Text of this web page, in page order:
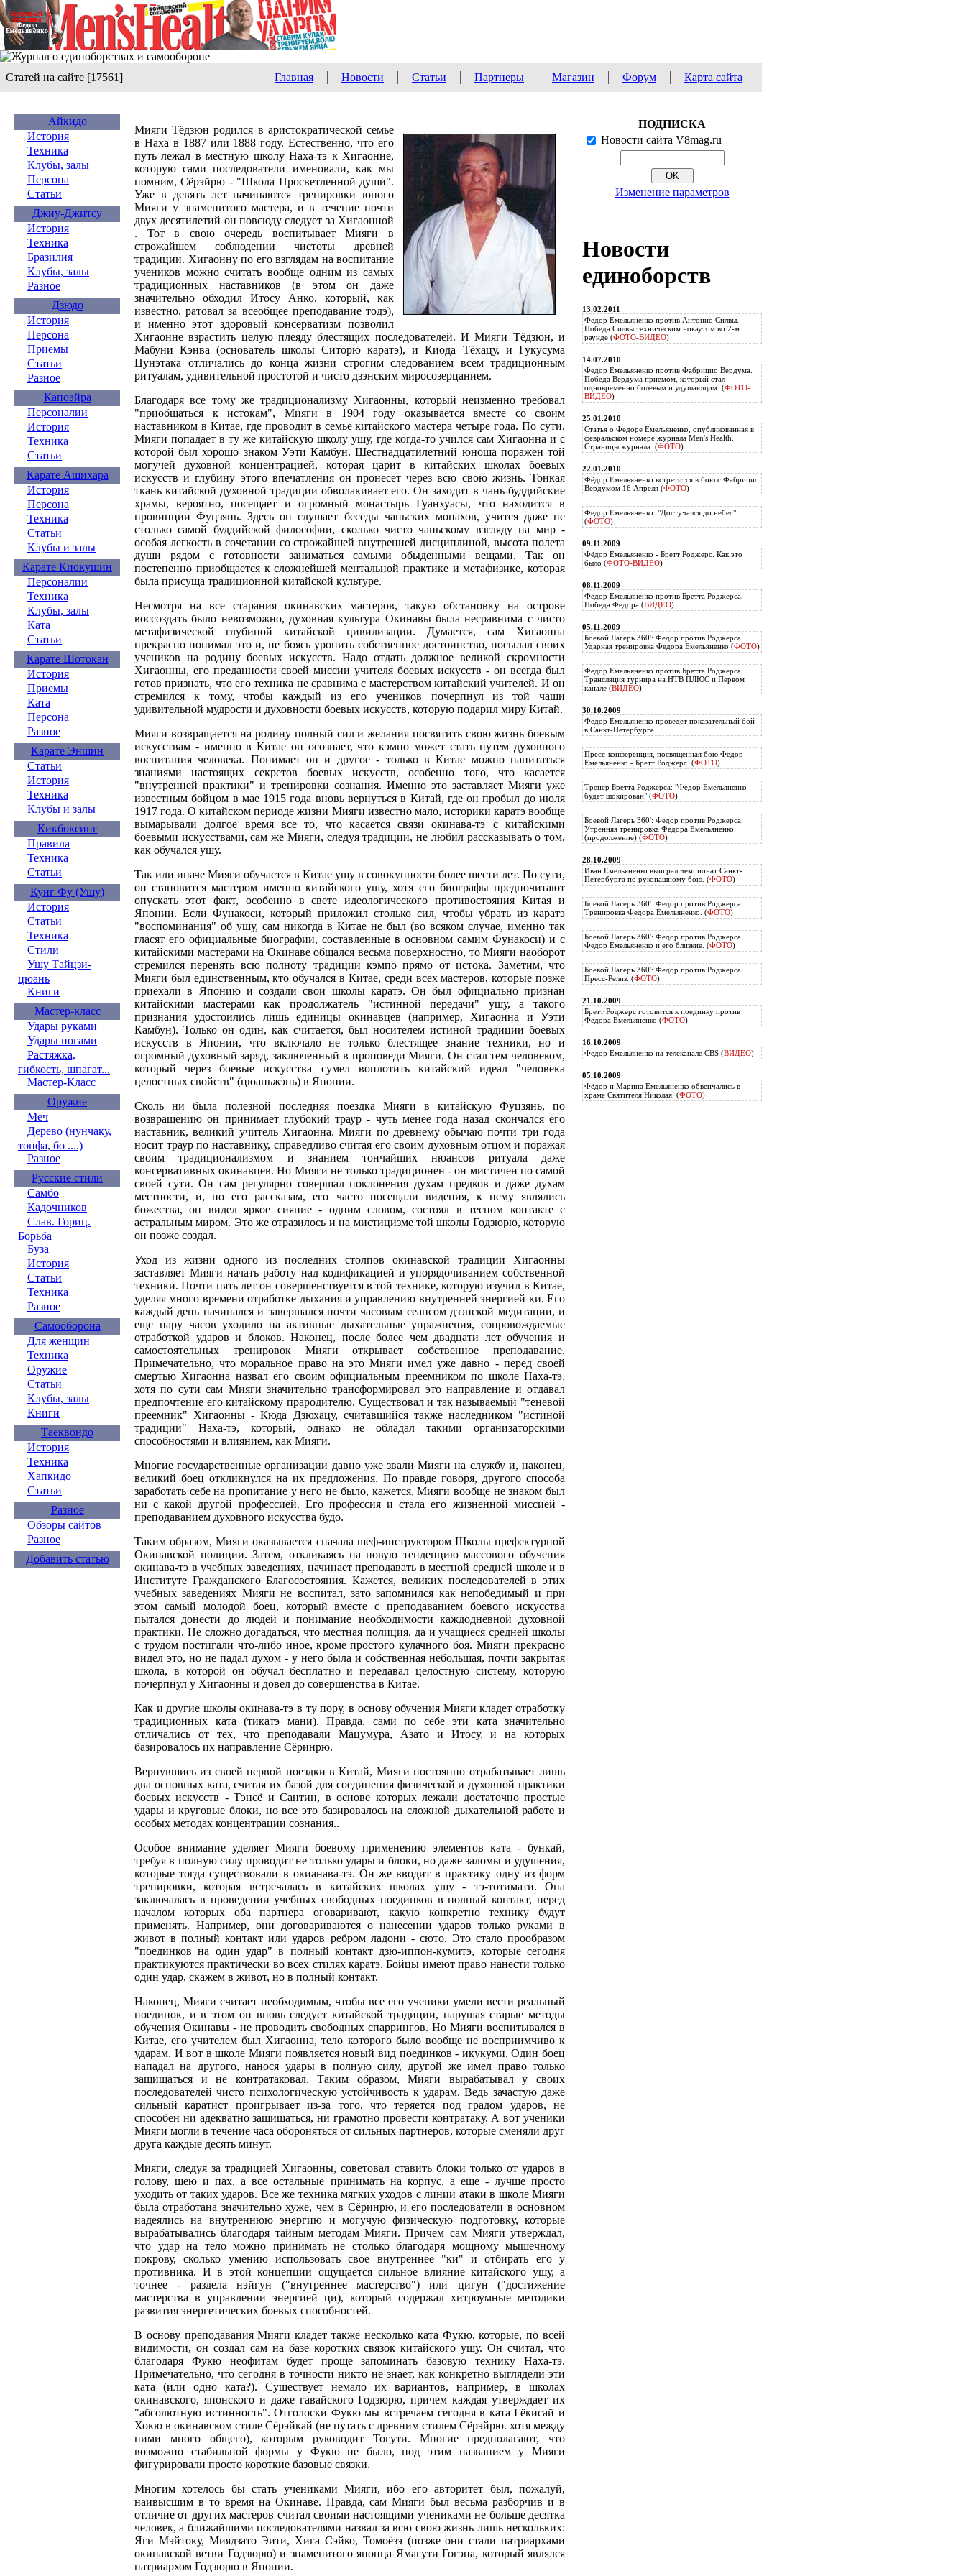
Статей на сайте [17561] Главная Новости Статьи Партнеры Магазин Форум Карта сайта
Айкидо
История
Техника
Клубы, залы
Персона
Статьи
Джиу-Джитсу
История
Техника
Бразилия
Клубы, залы
Разное
Дзюдо
История
Персона
Приемы
Статьи
Разное
Капоэйра
Персоналии
История
Техника
Статьи
Карате Ашихара
История
Персона
Техника
Статьи
Клубы и залы
Карате Киокушин
Персоналии
Техника
Клубы, залы
Ката
Статьи
Карате Шотокан
История
Приемы
Ката
Персона
Разное
Карате Эншин
Статьи
История
Техника
Клубы и залы
Кикбоксинг
Правила
Техника
Статьи
Кунг Фу (Ушу)
История
Статьи
Техника
Стили
Ушу Тайцзи-
цюань
Книги
Мастер-класс
Удары руками
Удары ногами
Растяжка,
гибкость, шпагат...
Мастер-Класс
Оружие
Меч
Дерево (нунчаку,
тонфа, бо ....)
Разное
Русские стили
Самбо
Кадочников
Слав. Гориц.
Борьба
Буза
История
Статьи
Техника
Разное
Самооборона
Для женщин
Техника
Оружие
Статьи
Клубы, залы
Книги
Таеквондо
История
Техника
Хапкидо
Статьи
Разное
Обзоры сайтов
Разное
Добавить статью
Мияги Тёдзюн родился в аристократической семье
в Наха в 1887 или 1888 году. Естественно, что его
путь лежал в местную школу Наха-тэ к Хигаонне,
которую сами последователи именовали, как мы
помним, Сёрэйрю - "Школа Просветленной души".
Уже в девять лет начинаются тренировки юного
Мияги у знаменитого мастера, и в течение почти
двух десятилетий он повсюду следует за Хигаонной
. Тот в свою очередь воспитывает Мияги в
строжайшем соблюдении чистоты древней
традиции. Хигаонну по его взглядам на воспитание
учеников можно считать вообще одним из самых
традиционных наставников (в этом он даже
значительно обходил Итосу Анко, который, как
известно, ратовал за всеобщее преподавание тодэ),
и именно этот здоровый консерватизм позволил
Хигаонне взрастить целую плеяду блестящих последователей. И Мияги Тёдзюн, и
Мабуни Кэнва (основатель школы Ситорю каратэ), и Киода Тёхацу, и Гукусума
Цунэтака отличались до конца жизни строгим следованием всем традиционным
ритуалам, удивительной простотой и чисто дзэнским миросозерцанием.
Благодаря все тому же традиционализму Хигаонны, который неизменно требовал
"приобщаться к истокам", Мияги в 1904 году оказывается вместе со своим
наставником в Китае, где проводит в семье китайского мастера четыре года. По сути,
Мияги попадает в ту же китайскую школу ушу, где когда-то учился сам Хигаонна и с
которой был хорошо знаком Уэти Камбун. Шестнадцатилетний юноша поражен той
могучей духовной концентрацией, которая царит в китайских школах боевых
искусств и глубину этого впечатления он пронесет через всю свою жизнь. Тонкая
ткань китайской духовной традиции обволакивает его. Он заходит в чань-буддийские
храмы, вероятно, посещает и огромный монастырь Гуанхуасы, что находится в
провинции Фуцзянь. Здесь он слушает беседы чаньских монахов, учится даже не
столько самой буддийской философии, сколько чисто чаньскому взгляду на мир -
особая легкость в сочетании со строжайшей внутренней дисциплиной, высота полета
души рядом с готовности заниматься самыми обыденными вещами. Так он
постепенно приобщается к сложнейшей ментальной практике и метафизике, которая
была присуща традиционной китайской культуре.
Несмотря на все старания окинавских мастеров, такую обстановку на острове
воссоздать было невозможно, духовная культура Окинавы была несравнима с чисто
метафизической глубиной китайской цивилизации. Думается, сам Хигаонна
прекрасно понимал это и, не боясь уронить собственное достоинство, посылал своих
учеников на родину боевых искусств. Надо отдать должное великой скромности
Хигаонны, его преданности своей миссии учителя боевых искусств - он всегда был
готов признать, что его техника не сравнима с мастерством китайский учителей. И он
стремился к тому, чтобы каждый из его учеников почерпнул из той чаши
удивительной мудрости и духовности боевых искусств, которую подарил миру Китай.
Мияги возвращается на родину полный сил и желания посвятить свою жизнь боевым
искусствам - именно в Китае он осознает, что кэмпо может стать путем духовного
воспитания человека. Понимает он и другое - только в Китае можно напитаться
знаниями настоящих секретов боевых искусств, особенно того, что касается
"внутренней практики" и тренировки сознания. Именно это заставляет Мияги уже
известным бойцом в мае 1915 года вновь вернуться в Китай, где он пробыл до июля
1917 года. О китайском периоде жизни Мияги известно мало, историки каратэ вообще
вымарывали долгое время все то, что касается связи окинава-тэ с китайскими
боевыми искусствами, сам же Мияги, следуя традиции, не любил рассказывать о том,
как обучался ушу.
Так или иначе Мияги обучается в Китае ушу в совокупности более шести лет. По сути,
он становится мастером именно китайского ушу, хотя его биографы предпочитают
опускать этот факт, особенно в свете идеологического противостояния Китая и
Японии. Если Фунакоси, который приложил столько сил, чтобы убрать из каратэ
"воспоминания" об ушу, сам никогда в Китае не был (во всяком случае, именно так
гласят его официальные биографии, составленные в основном самим Фунакоси) и с
китайскими мастерами на Окинаве общался весьма поверхностно, то Мияги наоборот
стремился перенять всю полноту традиции кэмпо прямо от истока. Заметим, что
Мияги был единственным, кто обучался в Китае, среди всех мастеров, которые позже
приехали в Японию и создали свои школы каратэ. Он был официально признан
китайскими мастерами как продолжатель "истинной передачи" ушу, а такого
признания удостоились лишь единицы окинавцев (например, Хигаонна и Уэти
Камбун). Только он один, как считается, был носителем истиной традиции боевых
искусств в Японии, что включало не только блестящее знание техники, но и
огромный духовный заряд, заключенный в проповеди Мияги. Он стал тем человеком,
который через боевые искусства сумел воплотить китайский идеал "человека
целостных свойств" (цюаньжэнь) в Японии.
Сколь ни была полезной последняя поездка Мияги в китайскую Фуцзянь, по
возвращению он принимает глубокий траур - чуть менее года назад скончался его
наставник, великий учитель Хигаонна. Мияги по древнему обычаю почти три года
носит траур по наставнику, справедливо считая его своим духовным отцом и поражая
своим традиционализмом и знанием тончайших нюансов ритуала даже
консервативных окинавцев. Но Мияги не только традиционен - он мистичен по самой
своей сути. Он сам регулярно совершал поклонения духам предков и даже духам
местности, и, по его рассказам, его часто посещали видения, к нему являлись
божества, он видел яркое сияние - одним словом, состоял в тесном контакте с
астральным миром. Это же отразилось и на мистицизме той школы Годзюрю, которую
он позже создал.
Уход из жизни одного из последних столпов окинавской традиции Хигаонны
заставляет Мияги начать работу над кодификацией и упорядочиванием собственной
техники. Почти пять лет он совершенствуется в той технике, которую изучил в Китае,
уделяя много времени отработке дыхания и управлению внутренней энергией ки. Его
каждый день начинался и завершался почти часовым сеансом дзэнской медитации, и
еще пару часов уходило на активные дыхательные упражнения, сопровождаемые
отработкой ударов и блоков. Наконец, после более чем двадцати лет обучения и
самостоятельных тренировок Мияги открывает собственное преподавание.
Примечательно, что моральное право на это Мияги имел уже давно - перед своей
смертью Хигаонна назвал его своим официальным преемником по школе Наха-тэ,
хотя по сути сам Мияги значительно трансформировал это направление и отдавал
предпочтение его китайскому прародителю. Существовал и так называемый "теневой
преемник" Хигаонны - Кюда Дзюхацу, считавшийся также наследником "истиной
традиции" Наха-тэ, который, однако не обладал такими организаторскими
способностями и влиянием, как Мияги.
Многие государственные организации давно уже звали Мияги на службу и, наконец,
великий боец откликнулся на их предложения. По правде говоря, другого способа
заработать себе на пропитание у него не было, кажется, Мияги вообще не знаком был
ни с какой другой профессией. Его профессия и стала его жизненной миссией -
преподаванием духовного искусства будо.
Таким образом, Мияги оказывается сначала шеф-инструктором Школы префектурной
Окинавской полиции. Затем, откликаясь на новую тенденцию массового обучения
окинава-тэ в учебных заведениях, начинает преподавать в местной средней школе и в
Институте Гражданского Благосостояния. Кажется, великих последователей в этих
учебных заведениях Мияги не воспитал, зато запомнился как непобедимый и при
этом самый молодой боец, который вместе с преподаванием боевого искусства
пытался донести до людей и понимание необходимости каждодневной духовной
практики. Не сложно догадаться, что местная полиция, да и учащиеся средней школы
с трудом постигали что-либо иное, кроме простого кулачного боя. Мияги прекрасно
видел это, но не падал духом - у него была и собственная небольшая, почти закрытая
школа, в которой он обучал бесплатно и передавал целостную систему, которую
почерпнул у Хигаонны и довел до совершенства в Китае.
Как и другие школы окинава-тэ в ту пору, в основу обучения Мияги кладет отработку
традиционных ката (тикатэ мани). Правда, сами по себе эти ката значительно
отличались от тех, что преподавали Мацумура, Азато и Итосу, и на которых
базировалось их направление Сёринрю.
Вернувшись из своей первой поездки в Китай, Мияги постоянно отрабатывает лишь
два основных ката, считая их базой для соединения физической и духовной практики
боевых искусств - Тэнсё и Сантин, в основе которых лежали достаточно простые
удары и круговые блоки, но все это базировалось на сложной дыхательной работе и
особых методах концентрации сознания..
Особое внимание уделяет Мияги боевому применению элементов ката - бункай,
требуя в полную силу проводит не только удары и блоки, но даже заломы и удушения,
которые тогда существовали в окианава-тэ. Он же вводит в практику одну из форм
тренировки, которая встречалась в китайских школах ушу - тэ-тотимати. Она
заключалась в проведении учебных свободных поединков в полный контакт, перед
началом которых оба партнера оговаривают, какую конкретно технику будут
применять. Например, они договариваются о нанесении ударов только руками в
живот в полный контакт или ударов ребром ладони - сюто. Это стало прообразом
"поединков на один удар" в полный контакт дзю-иппон-кумитэ, которые сегодня
практикуются практически во всех стилях каратэ. Бойцы имеют право нанести только
один удар, скажем в живот, но в полный контакт.
Наконец, Мияги считает необходимым, чтобы все его ученики умели вести реальный
поединок, и в этом он вновь следует китайской традиции, нарушая старые методы
обучения Окинавы - не проводить свободных спаррингов. Но Мияги воспитывался в
Китае, его учителем был Хигаонна, тело которого было вообще не восприимчиво к
ударам. И вот в школе Мияги появляется новый вид поединков - икукуми. Один боец
нападал на другого, нанося удары в полную силу, другой же имел право только
защищаться и не контратаковал. Таким образом, Мияги вырабатывал у своих
последователей чисто психологическую устойчивость к ударам. Ведь зачастую даже
сильный каратист проигрывает из-за того, что теряется под градом ударов, не
способен ни адекватно защищаться, ни грамотно провести контратаку. А вот ученики
Мияги могли в течение часа обороняться от сильных партнеров, которые сменяли друг
друга каждые десять минут.
Мияги, следуя за традицией Хигаонны, советовал ставить блоки только от ударов в
голову, шею и пах, а все остальные принимать на корпус, а еще - лучше просто
уходить от таких ударов. Все же техника мягких уходов с линии атаки в школе Мияги
была отработана значительно хуже, чем в Сёринрю, и его последователи в основном
надеялись на внутреннюю энергию и могучую физическую подготовку, которые
вырабатывались благодаря тайным методам Мияги. Причем сам Мияги утверждал,
что удар на тело можно принимать не столько благодаря мощному мышечному
покрову, сколько умению использовать свое внутреннее "ки" и отбирать его у
противника. И в этой концепции ощущается сильное влияние китайского ушу, а
точнее - раздела нэйгун ("внутреннее мастерство") или цигун ("достижение
мастерства в управлении энергией ци), который содержал хитроумные методики
развития энергетических боевых способностей.
В основу преподавания Мияги кладет также несколько ката Фукю, которые, по всей
видимости, он создал сам на базе коротких связок китайского ушу. Он считал, что
благодаря Фукю неофитам будет проще запоминать базовую технику Наха-тэ.
Примечательно, что сегодня в точности никто не знает, как конкретно выглядели эти
ката (или одно ката?). Существует немало их вариантов, например, в школах
окинавского, японского и даже гавайского Годзюрю, причем каждая утверждает их
"абсолютную истинность". Отголоски Фукю мы встречаем сегодня в ката Гёкисай и
Хокю в окинавском стиле Сёрэйкай (не путать с древним стилем Сёрэйрю. хотя между
ними много общего), которым руководит Тогути. Многие предполагают, что
возможно стабильной формы у Фукю не было, под этим названием у Мияги
фигурировали просто короткие базовые связки.
Многим хотелось бы стать учениками Мияги, ибо его авторитет был, пожалуй,
наивысшим в то время на Окинаве. Правда, сам Мияги был весьма разборчив и в
отличие от других мастеров считал своими настоящими учениками не больше десятка
человек, а ближайшими последователями назвал за всю свою жизнь лишь нескольких:
Яги Мэйтоку, Миядзато Эити, Хига Сэйко, Томоёзэ (позже они стали патриархами
окинавской ветви Годзюрю) и знаменитого японца Ямагути Гогэна, который являлся
патриархом Годзюрю в Японии.
ПОДПИСКА
Новости сайта V8mag.ru
Изменение параметров
Новости
единоборств
13.02.2011
Федор Емельяненко против Антонио Силвы.
Победа Силвы техническим нокаутом во 2-м
раунде (ФОТО-ВИДЕО)
14.07.2010
Федор Емельяненко против Фабрицио Вердума.
Победа Вердума приемом, который стал
одновременно болевым и удушающим. (ФОТО-
ВИДЕО)
25.01.2010
Статья о Федоре Емельяненко, опубликованная в
февральском номере журнала Men's Health.
Страницы журнала. (ФОТО)
22.01.2010
Фёдор Емельяненко встретится в бою с Фабрицио
Вердумом 16 Апреля (ФОТО)
Федор Емельяненко. "Достучался до небес"
(ФОТО)
09.11.2009
Фёдор Емельяненко - Бретт Роджерс. Как это
было (ФОТО-ВИДЕО)
08.11.2009
Федор Емельяненко против Бретта Роджерса.
Победа Федора (ВИДЕО)
05.11.2009
Боевой Лагерь 360': Федор против Роджерса.
Ударная тренировка Федора Емельяненко (ФОТО)
Федор Емельяненко против Бретта Роджерса.
Трансляция турнира на НТВ ПЛЮС и Первом
канале (ВИДЕО)
30.10.2009
Федор Емельяненко проведет показательный бой
в Санкт-Петербурге
Пресс-конференция, посвященная бою Федор
Емельяненко - Бретт Роджерс. (ФОТО)
Тренер Бретта Роджерса: "Федор Емельяненко
будет шокирован" (ФОТО)
Боевой Лагерь 360': Федор против Роджерса.
Утренняя тренировка Федора Емельяненко
(продолжение) (ФОТО)
28.10.2009
Иван Емельяненко выиграл чемпионат Санкт-
Петербурга по рукопашному бою. (ФОТО)
Боевой Лагерь 360': Федор против Роджерса.
Тренировка Федора Емельяненко. (ФОТО)
Боевой Лагерь 360': Федор против Роджерса.
Федор Емельяненко и его близкие. (ФОТО)
Боевой Лагерь 360': Федор против Роджерса.
Пресс-Релиз. (ФОТО)
21.10.2009
Бретт Роджерс готовится к поединку против
Федора Емельяненко (ФОТО)
16.10.2009
Федор Емельяненко на телеканале CBS (ВИДЕО)
05.10.2009
Фёдор и Марина Емельяненко обвенчались в
храме Святителя Николая. (ФОТО)